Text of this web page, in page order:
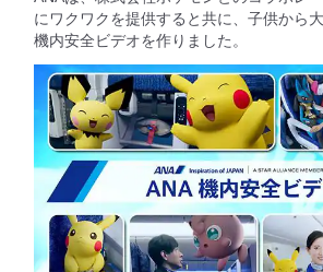
にワクワクを提供すると共に、子供から
機内安全ビデオを作りました。